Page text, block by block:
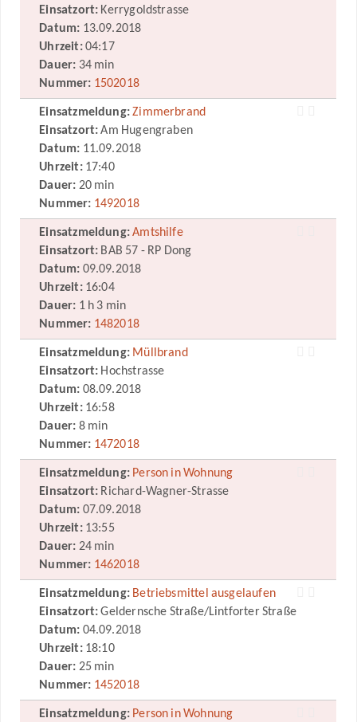
Einsatzort: Kerrygoldstrasse
Datum: 13.09.2018
Uhrzeit:04:17
Dauer: 34 min
Nummer: 1502018
Einsatzmeldung:Zimmerbrand
Einsatzort:Am Hugengraben
Datum: 11.09.2018
Uhrzeit:17:40
Dauer: 20 min
Nummer: 1492018
Einsatzmeldung:Amtshilfe
Einsatzort: BAB 57 - RP Dong
Datum: 09.09.2018
Uhrzeit:16:04
Dauer: 1 h 3 min
Nummer: 1482018
Einsatzmeldung: Müllbrand
Einsatzort: Hochstrasse
Datum: 08.09.2018
Uhrzeit:16:58
Dauer: 8 min
Nummer: 1472018
Einsatzmeldung: Person in Wohnung
Einsatzort: Richard-Wagner-Strasse
Datum: 07.09.2018
Uhrzeit:13:55
Dauer: 24 min
Nummer: 1462018
Einsatzmeldung: Betriebsmittel ausgelaufen
Einsatzort:Geldernsche Straße/Lintforter Straße
Datum: 04.09.2018
Uhrzeit:18:10
Dauer: 25 min
Nummer: 1452018
Einsatzmeldung: Person in Wohnung